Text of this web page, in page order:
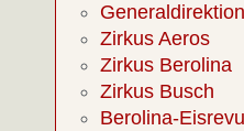
Generaldirektion
Zirkus Aeros
Zirkus Berolina
Zirkus Busch
Berolina-